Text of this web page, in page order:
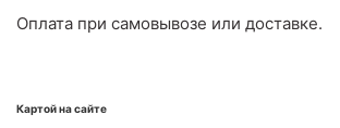
Оплата при самовывозе или доставке.
Картой на сайте